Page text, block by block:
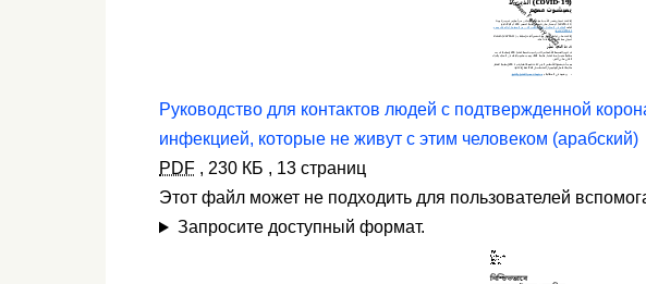
Руководство для контактов людей с подтвержденной
инфекцией, которые не живут с этим человеком (арабский)
PDF , 230 КБ , 13 страниц
Этот файл может не подходить для пользователей
Запросите доступный формат.